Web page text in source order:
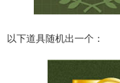
以下道具随机出一个：